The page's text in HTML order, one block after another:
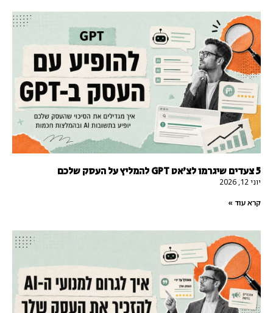
5 צעדים שיגרמו לצ'אט GPT להמליץ על העסק שלכם
יוני 12, 2026
קרא עוד »